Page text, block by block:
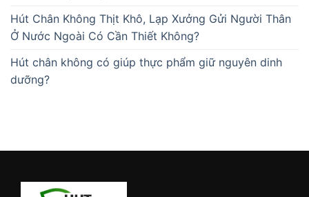
Hút Chân Không Thịt Khô, Lạp Xưởng Gửi Người Thân
Ở Nước Ngoài Có Cần Thiết Không?
Hút chân không có giúp thực phẩm giữ nguyên dinh
dưỡng?